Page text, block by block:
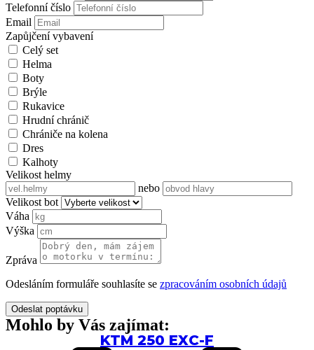
Telefonní číslo
Email
Zapůjčení vybavení
Celý set
Helma
Boty
Brýle
Rukavice
Hrudní chránič
Chrániče na kolena
Dres
Kalhoty
Velikost helmy
nebo
Velikost bot
Váha
Výška
Zpráva
Odesláním formuláře souhlasíte se zpracováním osobních údajů
Mohlo by Vás zajímat:
KTM 250 EXC-F